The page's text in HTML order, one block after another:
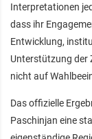
Interpretationen
dass ihr
Entwicklung,
Unterstützung der
nicht auf
Das offizielle
Paschinjan eine